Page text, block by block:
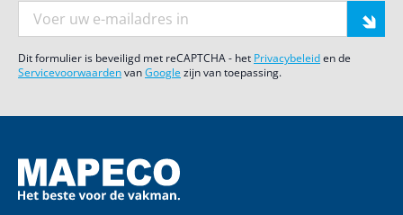
Dit formulier is beveiligd met reCAPTCHA - het Privacybeleiden de
ServicevoorwaardenvanGoogle zijn van toepassing.